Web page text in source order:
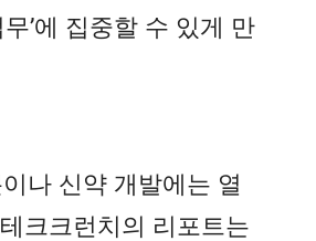
’에 집중할 수 있게 만
나 신약 개발에는 열
크크런치의 리포트는